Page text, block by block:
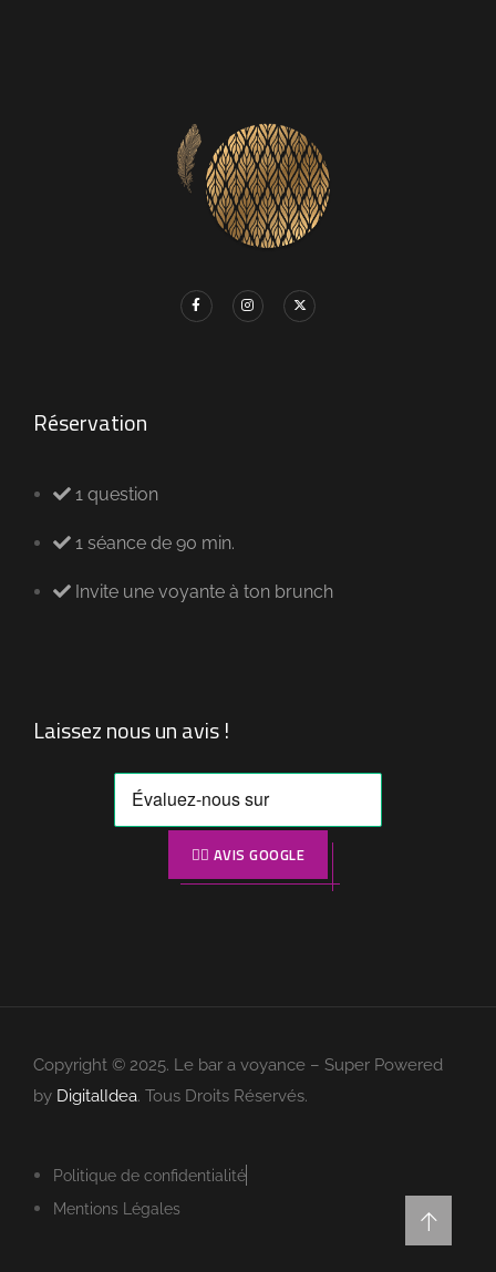
Réservation
1 question
1 séance de 90 min.
Invite une voyante à ton brunch
Laissez nous un avis !
👉🏼 AVIS GOOGLE
Copyright © 2025. Le bar a voyance – Super Powered
by DigitalIdea. Tous Droits Réservés.
Politique de confidentialité
Mentions Légales